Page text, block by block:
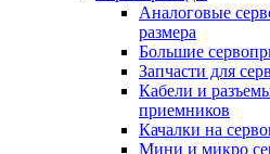
Аналоговые
размера
Большие
Запчасти для
Кабели и
приемников
Качалки на
Мини и микро